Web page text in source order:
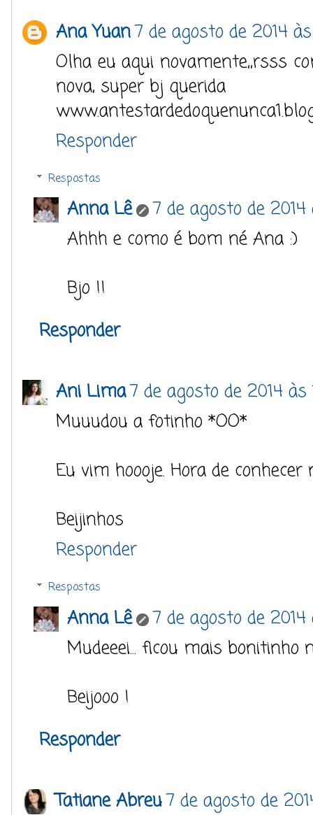
Ana Yuan7 de agosto de 2014
Olha eu aqui novamente,,rsss
nova, super bj querida
Responder
Respostas
Anna Lê
7 de agosto de 2014
Ahhh e como é bom né Ana :)
Bjo !!
Responder
Ani Lima7 de agosto de 2014 às
Muuudou a fotinho *OO*
Eu vim hoooje. Hora de conhecer
Beijinhos
Responder
Respostas
Anna Lê
7 de agosto de 2014
Mudeeei... ficou mais bonitinho
Beijooo !
Responder
Tatiane Abreu7 de agosto de